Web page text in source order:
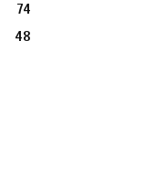
74
48